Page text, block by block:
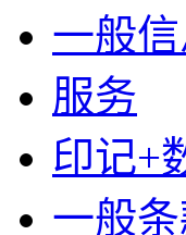
一般
服务
印记+
一般